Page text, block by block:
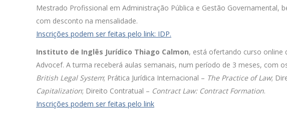
Mestrado Profissional em Administração Pública e Gestão Governamental,
com desconto na mensalidade.
Inscrições podem ser feitas pelo link: IDP.
Instituto de Inglês Jurídico Thiago Calmon, está ofertando curso online
Advocef. A turma receberá aulas semanais, num período de 3 meses, com
British Legal System; Prática Jurídica Internacional – The Practice of Law;
Capitalization; Direito Contratual – Contract Law: Contract Formation.
Inscrições podem ser feitas pelo link